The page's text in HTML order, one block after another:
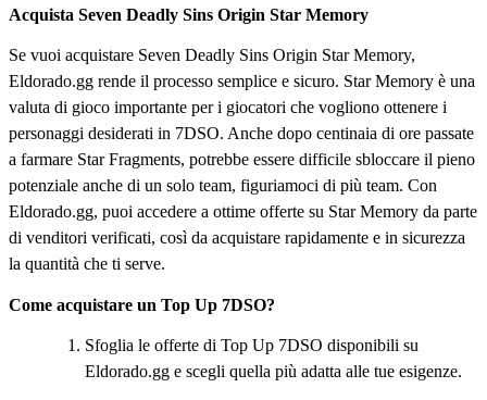
Acquista Seven Deadly Sins Origin Star Memory
Se vuoi acquistare Seven Deadly Sins Origin Star Memory,
Eldorado.gg rende il processo semplice e sicuro. Star Memory è una
valuta di gioco importante per i giocatori che vogliono ottenere i
personaggi desiderati in 7DSO. Anche dopo centinaia di ore passate
a farmare Star Fragments, potrebbe essere difficile sbloccare il pieno
potenziale anche di un solo team, figuriamoci di più team. Con
Eldorado.gg, puoi accedere a ottime offerte su Star Memory da parte
di venditori verificati, così da acquistare rapidamente e in sicurezza
la quantità che ti serve.
Come acquistare un Top Up 7DSO?
Sfoglia le offerte di Top Up 7DSO disponibili su
Eldorado.gg e scegli quella più adatta alle tue esigenze.